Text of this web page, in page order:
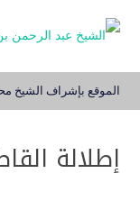
الموقع بإشراف الشيخ
إطلالة